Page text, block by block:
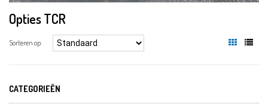
Opties TCR
Sorteren op:
CATEGORIEËN